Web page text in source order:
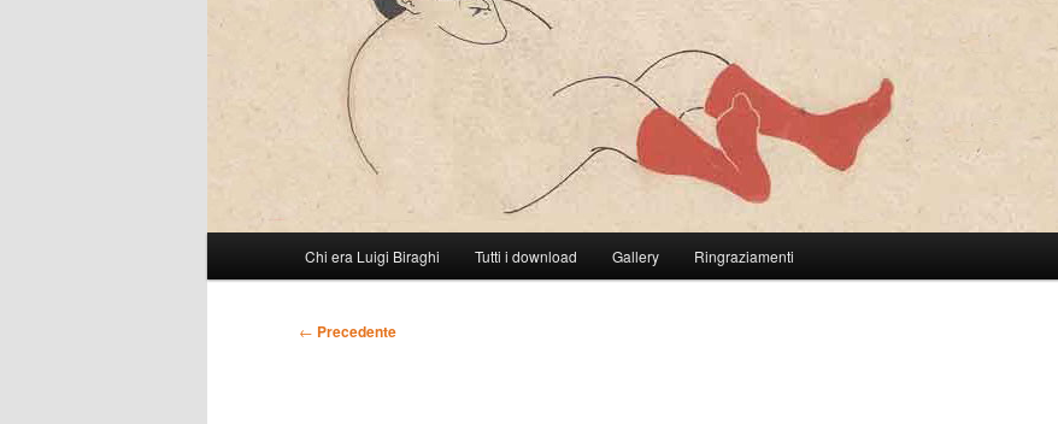
principale
Vai
al
Chi era Luigi Biraghi Tutti i download Gallery Ringraziamenti
Navigazione
← Precedente